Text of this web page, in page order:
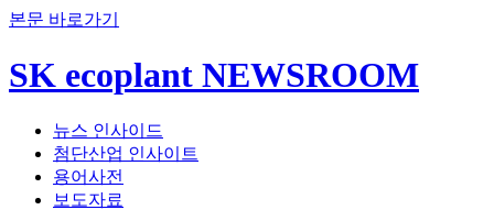
본문 바로가기
SK ecoplant NEWSROOM
뉴스 인사이드
첨단산업 인사이트
용어사전
보도자료